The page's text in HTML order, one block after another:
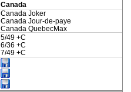
Canada
Canada Joker
Canada Jour-de-paye
Canada QuebecMax
5/49 +C
6/36 +C
7/49 +C